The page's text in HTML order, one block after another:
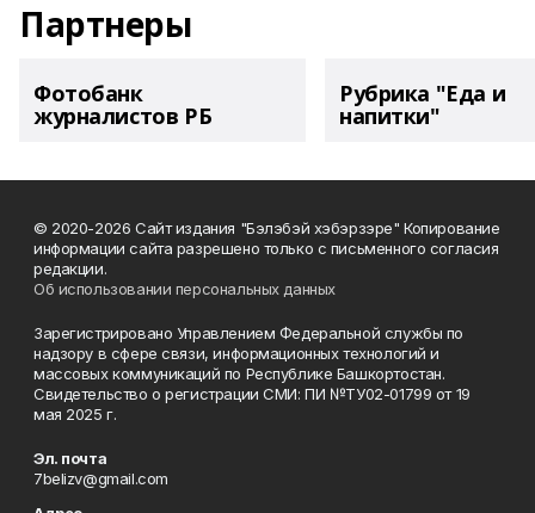
Партнеры
Фотобанк
журналистов РБ
Рубрика "Еда и
напитки"
© 2020-2026 Сайт издания "Бэлэбэй хэбэрзэре" Копирование
информации сайта разрешено только с письменного согласия
редакции.
Об использовании персональных данных
Зарегистрировано Управлением Федеральной службы по
надзору в сфере связи, информационных технологий и
массовых коммуникаций по Республике Башкортостан.
Свидетельство о регистрации СМИ: ПИ №ТУ02-01799 от 19
мая 2025 г.
Эл. почта
7belizv@gmail.com